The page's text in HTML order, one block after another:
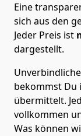
Eine
sich aus den
Jeder Preis ist
dargestellt.
bekommst Du
übermittelt.
vollkommen
Was können